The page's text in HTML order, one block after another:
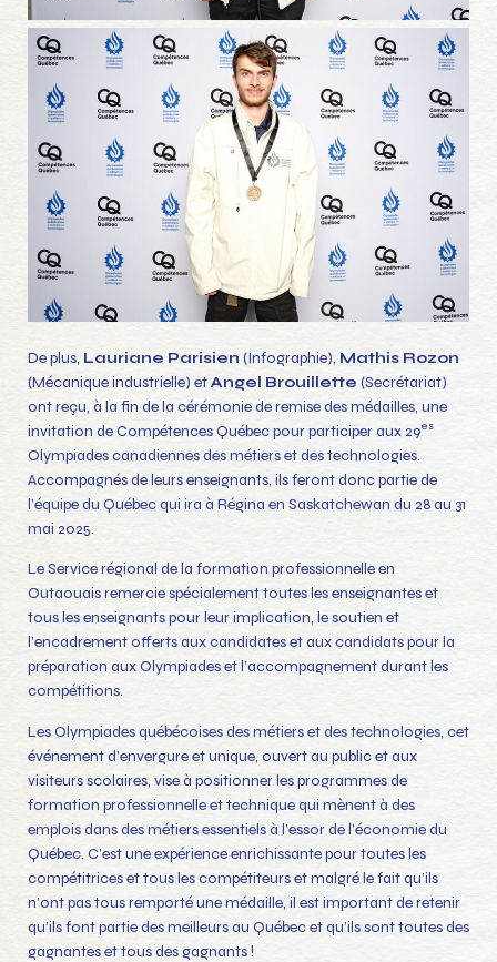
De plus, Lauriane Parisien (Infographie), Mathis Rozon
(Mécanique industrielle) etAngel Brouillette (Secrétariat)
ont reçu, à la fin de la cérémonie de remise des médailles, une
invitation de Compétences Québec pour participer aux 29es
Olympiades canadiennes des métiers et des technologies.
Accompagnés de leurs enseignants, ils feront donc partie de
l’équipe du Québec qui ira à Régina en Saskatchewan du 28 au 31
mai 2025.
Le Service régional de la formation professionnelle en
Outaouais remercie spécialement toutes les enseignantes et
tous les enseignants pour leur implication, le soutien et
l’encadrement offerts aux candidates et aux candidats pour la
préparation aux Olympiades et l’accompagnement durant les
compétitions.
Les Olympiades québécoises des métiers et des technologies, cet
événement d’envergure et unique, ouvert au public et aux
visiteurs scolaires, vise à positionner les programmes de
formation professionnelle et technique qui mènent à des
emplois dans des métiers essentiels à l’essor de l’économie du
Québec. C’est une expérience enrichissante pour toutes les
compétitrices et tous les compétiteurs et malgré le fait qu’ils
n’ont pas tous remporté une médaille, il est important de retenir
qu’ils font partie des meilleurs au Québec et qu’ils sont toutes des
gagnantes et tous des gagnants !